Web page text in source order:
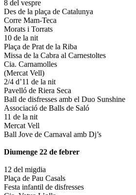
8 del vespre
Des de la plaça de Catalunya
Corre Mam-Teca
Morats i Torrats
10 de la nit
Plaça de Prat de la Riba
Missa de la Cabra al Carnestoltes
Cia. Carnamolles
(Mercat Vell)
2/4 d’11 de la nit
Pavelló de Riera Seca
Ball de disfresses amb el Duo Sunshine
Associació de Balls de Saló
11 de la nit
Mercat Vell
Ball Jove de Carnaval amb Dj’s
Diumenge 22 de febrer
12 del migdia
Plaça de Pau Casals
Festa infantil de disfresses